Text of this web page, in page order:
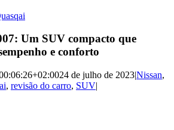
Um SUV compacto que
e conforto
24 de julho de 2023|Nissan,
, revisão do carro, SUV|